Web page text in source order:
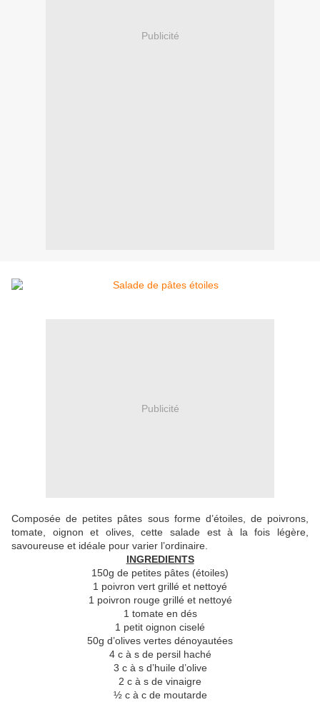
Publicité
Publicité
Composée de petites pâtes sous forme d’étoiles, de poivrons,
tomate, oignon et olives, cette salade est à la fois légère,
savoureuse et idéale pour varier l’ordinaire.
INGREDIENTS
150g de petites pâtes (étoiles)
1 poivron vert grillé et nettoyé
1 poivron rouge grillé et nettoyé
1 tomate en dés
1 petit oignon ciselé
50g d’olives vertes dénoyautées
4 c à s de persil haché
3 c à s d’huile d’olive
2 c à s de vinaigre
½ c à c de moutarde